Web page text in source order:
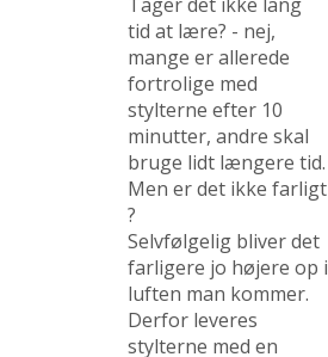
tid at lære? - nej,
mange er allerede
fortrolige med
stylterne efter 10
minutter, andre skal
bruge lidt længere tid.
Men er det ikke farligt
?
Selvfølgelig bliver det
farligere jo højere op i
luften man kommer.
Derfor leveres
stylterne med en